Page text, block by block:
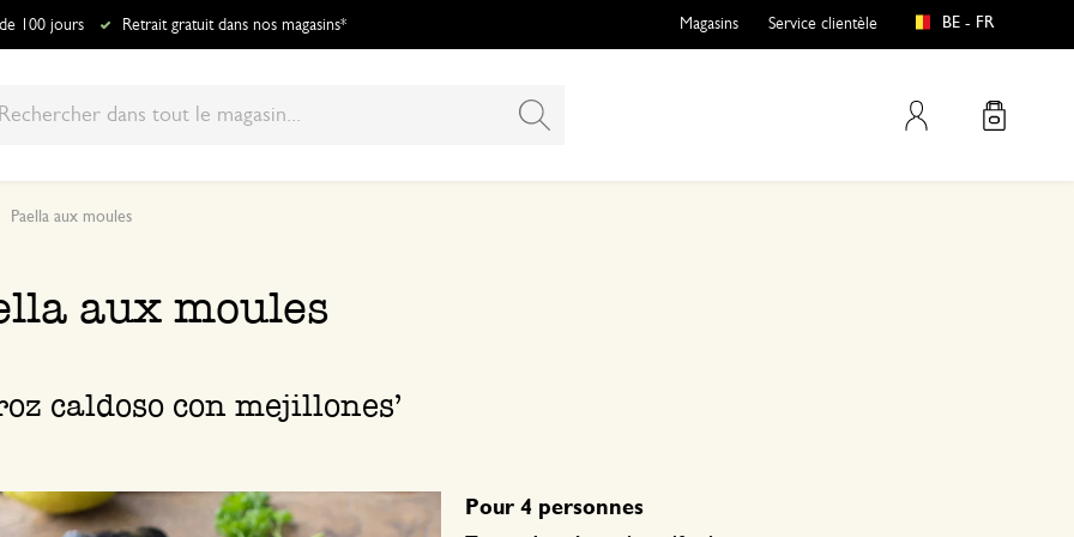
100 jours Retrait gratuit dans nos magasins*
Mon compte
Magasins Service clientèle BE - FR
Paella aux moules
aux moules
caldoso con mejillones’
Pour 4 personnes